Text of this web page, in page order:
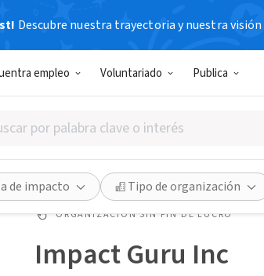
Descubre nuestra trayectoria y nuestra
empleo Voluntariado Publica
de impacto Tipo de organización
ORGANIZACIÓN SIN FIN DE LUCRO
Impact Guru Inc